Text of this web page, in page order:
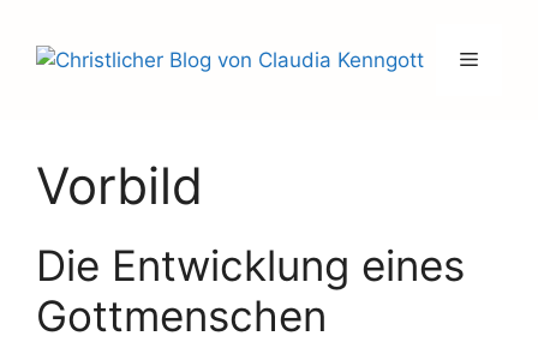
Inhalt
springen
Menü
Vorbild
Die Entwicklung eines
Gottmenschen